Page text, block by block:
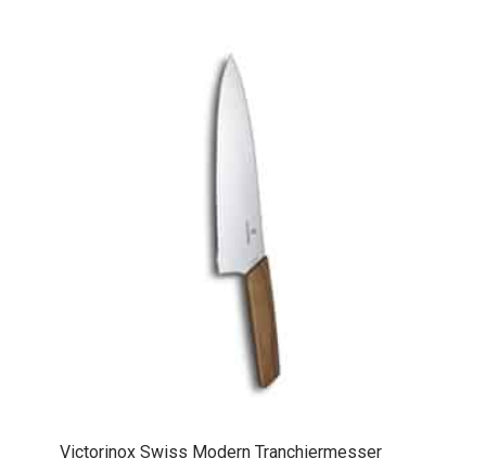
Victorinox Swiss Modern Tranchiermesser